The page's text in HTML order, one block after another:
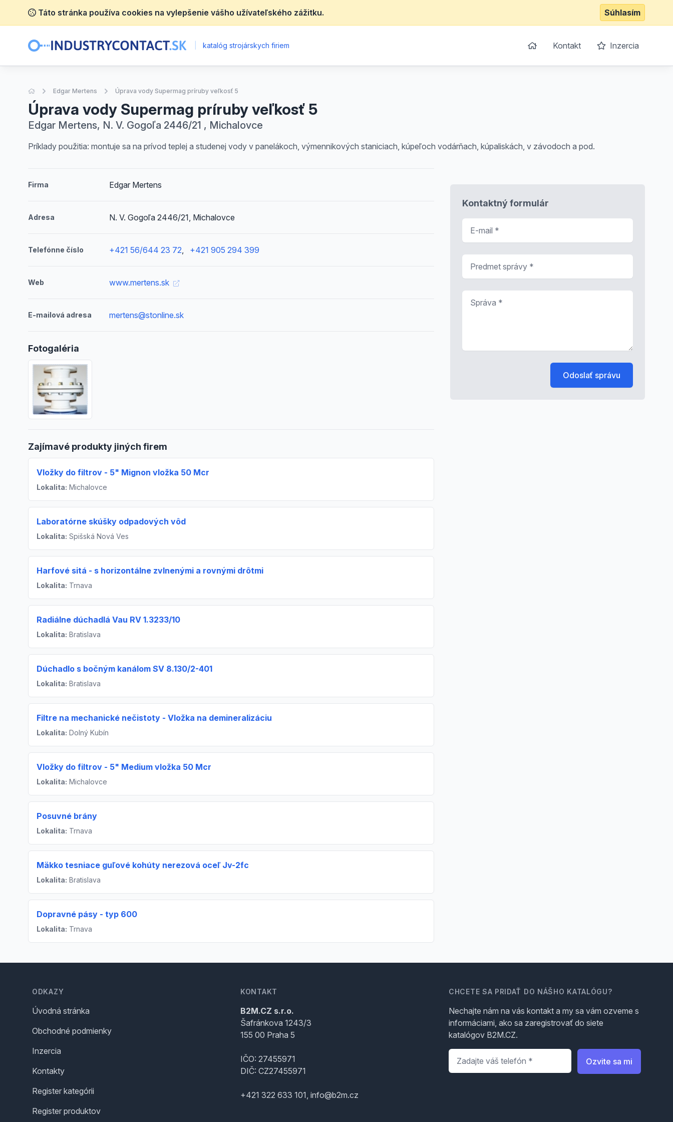
Táto stránka používa cookies na vylepšenie vášho užívateľského zážitku. Súhlasím
katalóg strojárskych firiem Kontakt Inzercia
Úvodná stránka
Edgar Mertens Úprava vody Supermag príruby veľkosť 5
Úprava vody Supermag príruby veľkosť 5
Edgar Mertens, N. V. Gogoľa 2446/21 , Michalovce
Príklady použitia: montuje sa na prívod teplej a studenej vody v panelákoch, výmennikových staniciach, kúpeľoch vodárňach, kúpaliskách, v závodoch a pod.
Firma Edgar Mertens
Adresa N. V. Gogoľa 2446/21, Michalovce
Telefónne číslo +421 56/644 23 72, +421 905 294 399
Web www.mertens.sk
E-mailová adresa mertens@stonline.sk
Fotogaléria
Zajímavé produkty jiných firem
Vložky do filtrov - 5" Mignon vložka 50 Mcr
Lokalita: Michalovce
Laboratórne skúšky odpadových vôd
Lokalita: Spišská Nová Ves
Harfové sitá - s horizontálne zvlnenými a rovnými drôtmi
Lokalita: Trnava
Radiálne dúchadlá Vau RV 1.3233/10
Lokalita: Bratislava
Dúchadlo s bočným kanálom SV 8.130/2-401
Lokalita: Bratislava
Filtre na mechanické nečistoty - Vložka na demineralizáciu
Lokalita: Dolný Kubín
Vložky do filtrov - 5" Medium vložka 50 Mcr
Lokalita: Michalovce
Posuvné brány
Lokalita: Trnava
Mäkko tesniace guľové kohúty nerezová oceľ Jv-2fc
Lokalita: Bratislava
Dopravné pásy - typ 600
Lokalita: Trnava
Kontaktný formulár
Odoslať správu
ODKAZY
Úvodná stránka
Obchodné podmienky
Inzercia
Kontakty
Register kategórii
Register produktov
KONTAKT
B2M.CZ s.r.o.
Šafránkova 1243/3
155 00 Praha 5
IČO: 27455971
DIČ: CZ27455971
+421 322 633 101, info@b2m.cz
CHCETE SA PRIDAŤ DO NÁŠHO KATALÓGU?
Nechajte nám na vás kontakt a my sa vám ozveme s
informáciami, ako sa zaregistrovať do siete
katalógov B2M.CZ.
Telefón
Ozvite sa mi